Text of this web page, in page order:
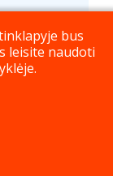
jus, kurie
galinčių
tiesos
yra
bus
leisite naudoti